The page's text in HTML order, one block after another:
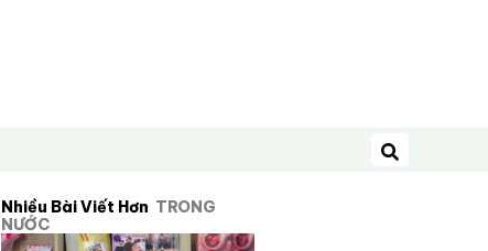
Tìm kiếm
Nhiều Bài Viết Hơn TRONG
NƯỚC